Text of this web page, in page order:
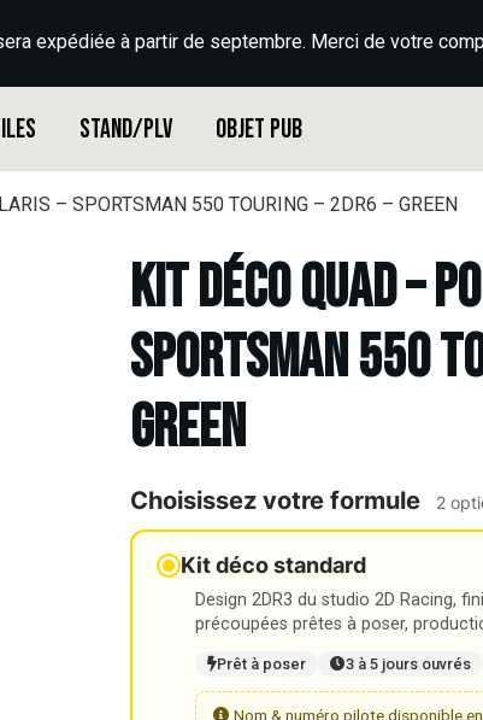
expédiée à partir de septembre. Merci de votre
Stand/PLV Objet Pub
– SPORTSMAN 550 TOURING – 2DR6 – GREEN
Kit déco Quad –
SPORTSMAN 550
GREEN
Choisissez votre formule 2
Kit déco standard
Design 2DR3 du studio 2D Racing,
précoupées prêtes à poser,
Prêt à poser 3 à 5 jours ouvrés
Nom & numéro pilote disponible